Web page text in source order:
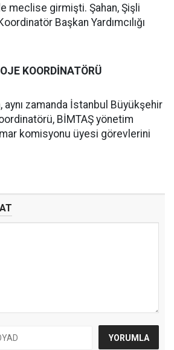
meclise girmişti. Şahan, Şişli
Başkan Yardımcılığı
KOORDİNATÖRÜ
aynı zamanda İstanbul Büyükşehir
BİMTAŞ yönetim
komisyonu üyesi görevlerini